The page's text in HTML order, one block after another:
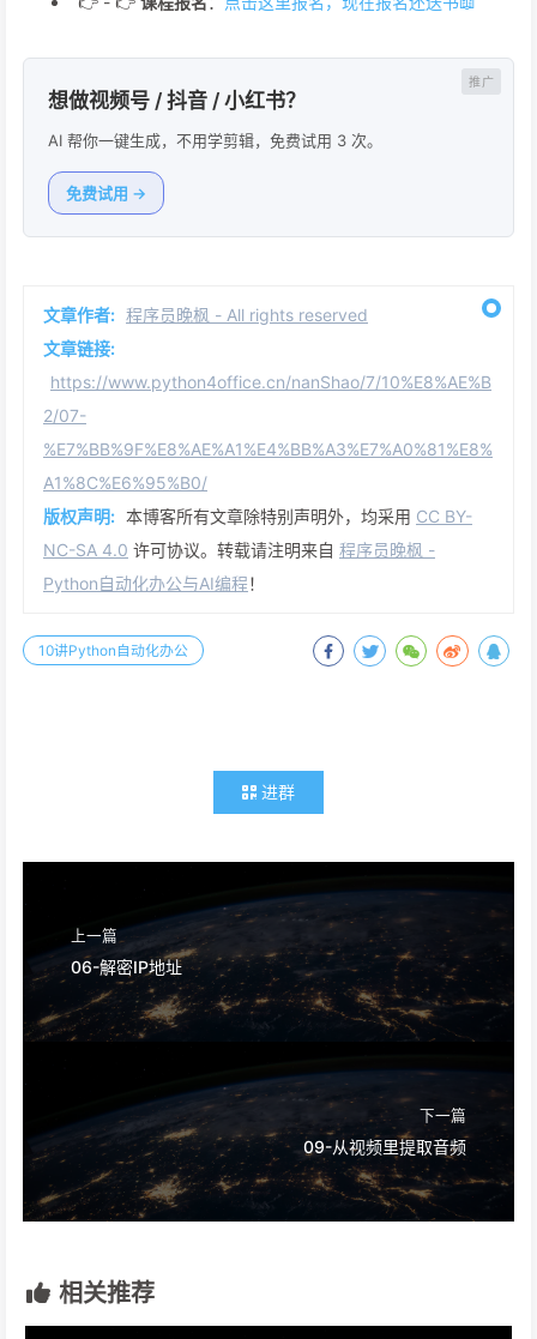
想做视频号 / 抖音 / 小红书？
AI 帮你一键生成，不用学剪辑，免费试用 3 次。
免费试用 →
文章作者: 程序员晚枫 - All rights reserved
文章链接:
https://www.python4office.cn/nanShao/7/10%E8%AE%B
2/07-
%E7%BB%9F%E8%AE%A1%E4%BB%A3%E7%A0%81%E8%
A1%8C%E6%95%B0/
版权声明: 本博客所有文章除特别声明外，均采用 CC BY-
NC-SA 4.0 许可协议。转载请注明来自 程序员晚枫 -
Python自动化办公与AI编程！
10讲Python自动化办公
进群
上一篇
06-解密IP地址
下一篇
09-从视频里提取音频
相关推荐